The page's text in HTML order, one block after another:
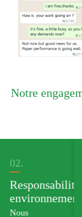
Notre
03.
Sourçage
durable
des